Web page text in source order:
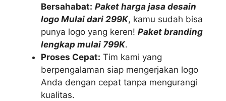
Bersahabat: Paket harga jasa desain
logo Mulai dari 299K, kamu sudah bisa
punya logo yang keren! Paket branding
lengkap mulai 799K.
Proses Cepat: Tim kami yang
berpengalaman siap mengerjakan logo
Anda dengan cepat tanpa mengurangi
kualitas.